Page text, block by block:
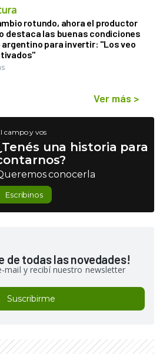
rotundo, ahora el productor
destaca las buenas condiciones
argentino para invertir: "Los veo
Ver más >
campo y vos
una historia para
conocerla
Escribinos
de todas las novedades!
mail y recibí nuestro newsletter
Suscribirme